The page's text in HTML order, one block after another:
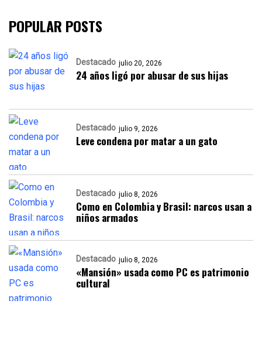
POPULAR POSTS
Destacado julio 20, 2026
24 años ligó por abusar de sus hijas
Destacado julio 9, 2026
Leve condena por matar a un gato
Destacado julio 8, 2026
Como en Colombia y Brasil: narcos usan a
niños armados
Destacado julio 8, 2026
«Mansión» usada como PC es patrimonio
cultural